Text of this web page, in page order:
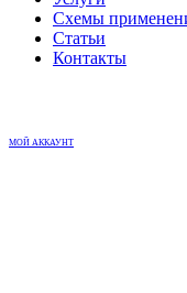
Схемы
Статьи
Контакты
МОЙ АККАУНТ